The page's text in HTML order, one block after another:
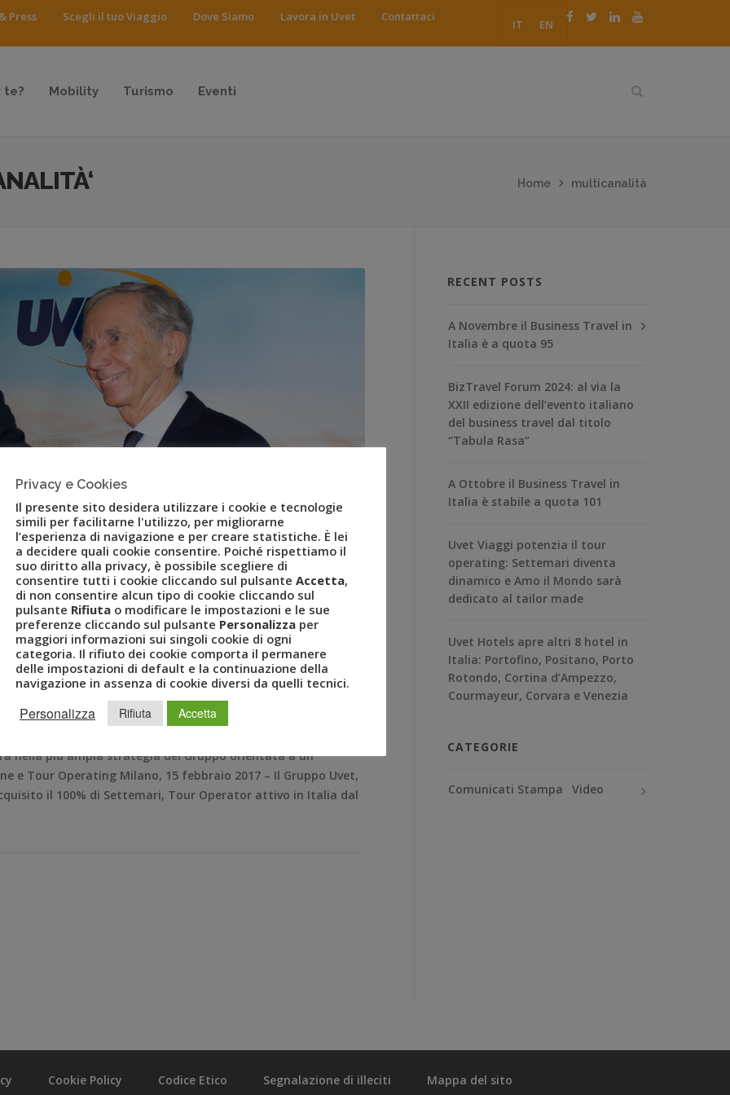
IT EN
Press Scegli il tuo Viaggio Dove Siamo Lavora in Uvet Contattaci
te? Mobility Turismo Eventi
Home multicanalità
Settemari
,LUCA PATANÈ, MARIO ROCI ,MARSA ALAM,MULTICANALITÀ,
TOUR OPERATOR,UVET
nella più ampia strategia del Gruppo orientata a un
e Tour Operating Milano, 15 febbraio 2017 – Il Gruppo Uvet,
il 100% di Settemari, Tour Operator attivo in Italia dal
RECENT POSTS
A Novembre il Business Travel in
Italia è a quota 95
BizTravel Forum 2024: al via la
XXII edizione dell’evento italiano
del business travel dal titolo
“Tabula Rasa”
A Ottobre il Business Travel in
Italia è stabile a quota 101
Uvet Viaggi potenzia il tour
operating: Settemari diventa
dinamico e Amo il Mondo sarà
dedicato al tailor made
Uvet Hotels apre altri 8 hotel in
Italia: Portofino, Positano, Porto
Rotondo, Cortina d’Ampezzo,
Courmayeur, Corvara e Venezia
CATEGORIE
Comunicati Stampa Video
Cookie Policy Codice Etico Segnalazione di illeciti Mappa del sito
Privacy e Cookies
Il presente sito desidera utilizzare i cookie e tecnologie
simili per facilitarne l'utilizzo, per migliorarne
l’esperienza di navigazione e per creare statistiche. È lei
a decidere quali cookie consentire. Poiché rispettiamo il
suo diritto alla privacy, è possibile scegliere di
consentire tutti i cookie cliccando sul pulsante Accetta,
di non consentire alcun tipo di cookie cliccando sul
pulsante Rifiuta o modificare le impostazioni e le sue
preferenze cliccando sul pulsante Personalizza per
maggiori informazioni sui singoli cookie di ogni
categoria. Il rifiuto dei cookie comporta il permanere
delle impostazioni di default e la continuazione della
navigazione in assenza di cookie diversi da quelli tecnici.
Personalizza Rifiuta Accetta